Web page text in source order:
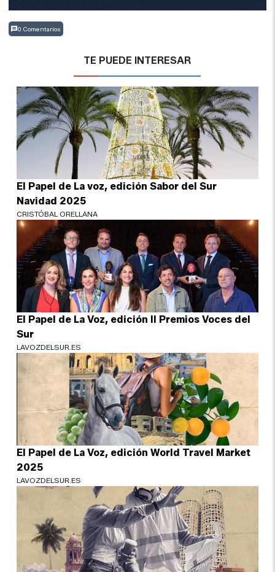
0 Comentarios
TE PUEDE INTERESAR
El Papel de La voz, edición Sabor del Sur
Navidad 2025
CRISTÓBAL ORELLANA
El Papel de La Voz, edición II Premios Voces del
Sur
LAVOZDELSUR.ES
El Papel de La Voz, edición World Travel Market
2025
LAVOZDELSUR.ES